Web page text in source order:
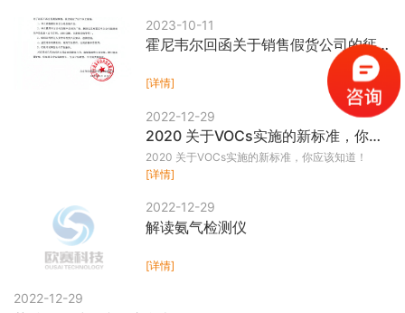
2023-10-11
霍尼韦尔回函关于销售假货公司的惩罚措施来了！
[详情]
2022-12-29
2020 关于VOCs实施的新标准，你应该知道！
2020 关于VOCs实施的新标准，你应该知道！
[详情]
2022-12-29
解读氨气检测仪
[详情]
2022-12-29